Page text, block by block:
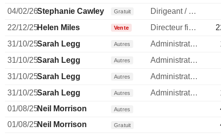
04/02/26Stephanie Cawley Gratuit
Dirigeant / cadre principal
22/12/25Helen Miles Vente Directeur financier
31/10/25Sarah Legg Autres Administrateur
31/10/25Sarah Legg Autres
Administrateur
31/10/25Sarah Legg Autres
Administrateur
31/10/25Sarah Legg Autres Administrateur
01/08/25Neil Morrison Autres
01/08/25Neil Morrison Gratuit